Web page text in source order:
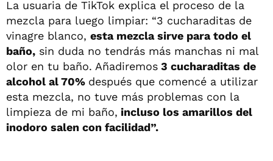
La usuaria de TikTok explica el proceso de la
mezcla para luego limpiar: “3 cucharaditas de
vinagre blanco, esta mezcla sirve para todo el
baño, sin duda no tendrás más manchas ni mal
olor en tu baño. Añadiremos 3 cucharaditas de
alcohol al 70% después que comencé a utilizar
esta mezcla, no tuve más problemas con la
limpieza de mi baño, incluso los amarillos del
inodoro salen con facilidad”.